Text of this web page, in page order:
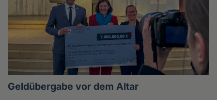
Geldübergabe vor dem Altar